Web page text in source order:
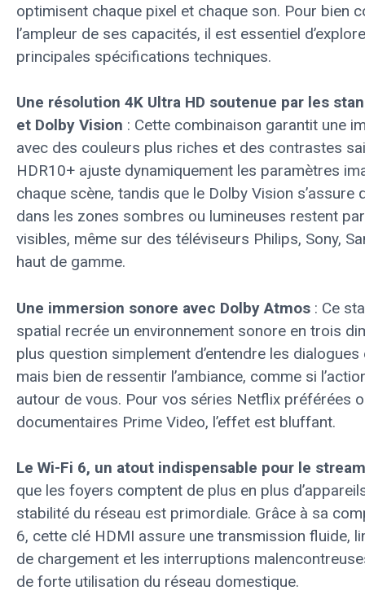
optimisent chaque pixel et chaque son. Pour bien
l’ampleur de ses capacités, il est essentiel
principales spécifications techniques.
Une résolution 4K Ultra HD soutenue par les
et Dolby Vision : Cette combinaison garantit une
avec des couleurs plus riches et des contrastes
HDR10+ ajuste dynamiquement les paramètres
chaque scène, tandis que le Dolby Vision s’assure
dans les zones sombres ou lumineuses restent
visibles, même sur des téléviseurs Philips, Sony,
haut de gamme.
Une immersion sonore avec Dolby Atmos : Ce
spatial recrée un environnement sonore en trois
plus question simplement d’entendre les dialogues
mais bien de ressentir l’ambiance, comme si
autour de vous. Pour vos séries Netflix préférées
documentaires Prime Video, l’effet est bluffant.
Le Wi-Fi 6, un atout indispensable pour le
que les foyers comptent de plus en plus
stabilité du réseau est primordiale. Grâce à sa
6, cette clé HDMI assure une transmission fluide,
de chargement et les interruptions
de forte utilisation du réseau domestique.